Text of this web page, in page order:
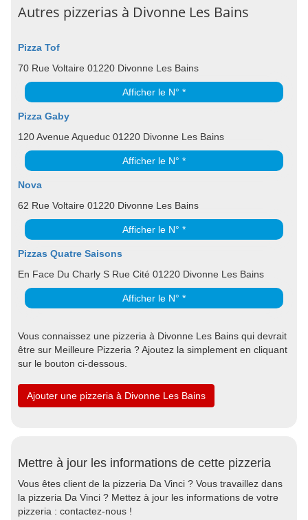
Autres pizzerias à Divonne Les Bains
Pizza Tof
70 Rue Voltaire 01220 Divonne Les Bains
Afficher le N° *
Pizza Gaby
120 Avenue Aqueduc 01220 Divonne Les Bains
Afficher le N° *
Nova
62 Rue Voltaire 01220 Divonne Les Bains
Afficher le N° *
Pizzas Quatre Saisons
En Face Du Charly S Rue Cité 01220 Divonne Les Bains
Afficher le N° *
Vous connaissez une pizzeria à Divonne Les Bains qui devrait
être sur Meilleure Pizzeria ? Ajoutez la simplement en cliquant
sur le bouton ci-dessous.
Ajouter une pizzeria à Divonne Les Bains
Mettre à jour les informations de cette pizzeria
Vous êtes client de la pizzeria Da Vinci ? Vous travaillez dans
la pizzeria Da Vinci ? Mettez à jour les informations de votre
pizzeria : contactez-nous !